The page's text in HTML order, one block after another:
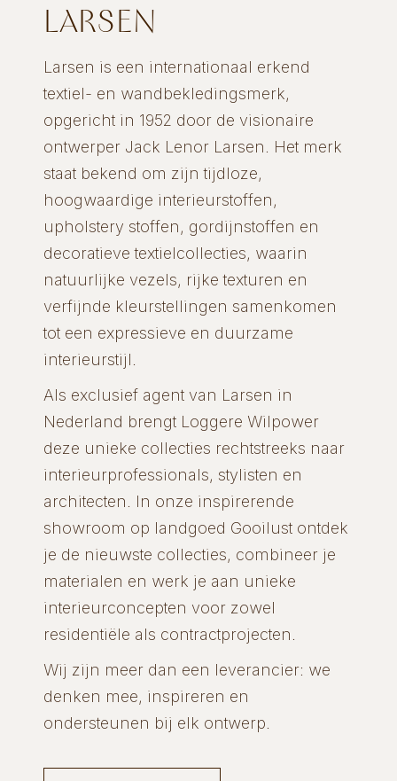
LARSEN
Larsen is een internationaal erkend
textiel- en wandbekledingsmerk,
opgericht in 1952 door de visionaire
ontwerper Jack Lenor Larsen. Het merk
staat bekend om zijn tijdloze,
hoogwaardige interieurstoffen,
upholstery stoffen, gordijnstoffen en
decoratieve textielcollecties, waarin
natuurlijke vezels, rijke texturen en
verfijnde kleurstellingen samenkomen
tot een expressieve en duurzame
interieurstijl.
Als exclusief agent van Larsen in
Nederland brengt Loggere Wilpower
deze unieke collecties rechtstreeks naar
interieurprofessionals, stylisten en
architecten. In onze inspirerende
showroom op landgoed Gooilust ontdek
je de nieuwste collecties, combineer je
materialen en werk je aan unieke
interieurconcepten voor zowel
residentiële als contractprojecten.
Wij zijn meer dan een leverancier: we
denken mee, inspireren en
ondersteunen bij elk ontwerp.